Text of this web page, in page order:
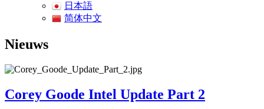
日本語
简体中文
Nieuws
Corey Goode Intel Update Part 2